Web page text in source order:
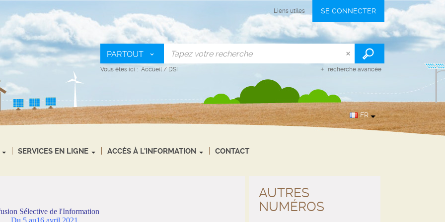
Liens utiles SE CONNECTER
PARTOUT
recherche avancée
Vous êtes ici : Accueil / DSI
FR
SERVICES EN LIGNE ACCÈS À L'INFORMATION CONTACT
AUTRES
NUMÉROS